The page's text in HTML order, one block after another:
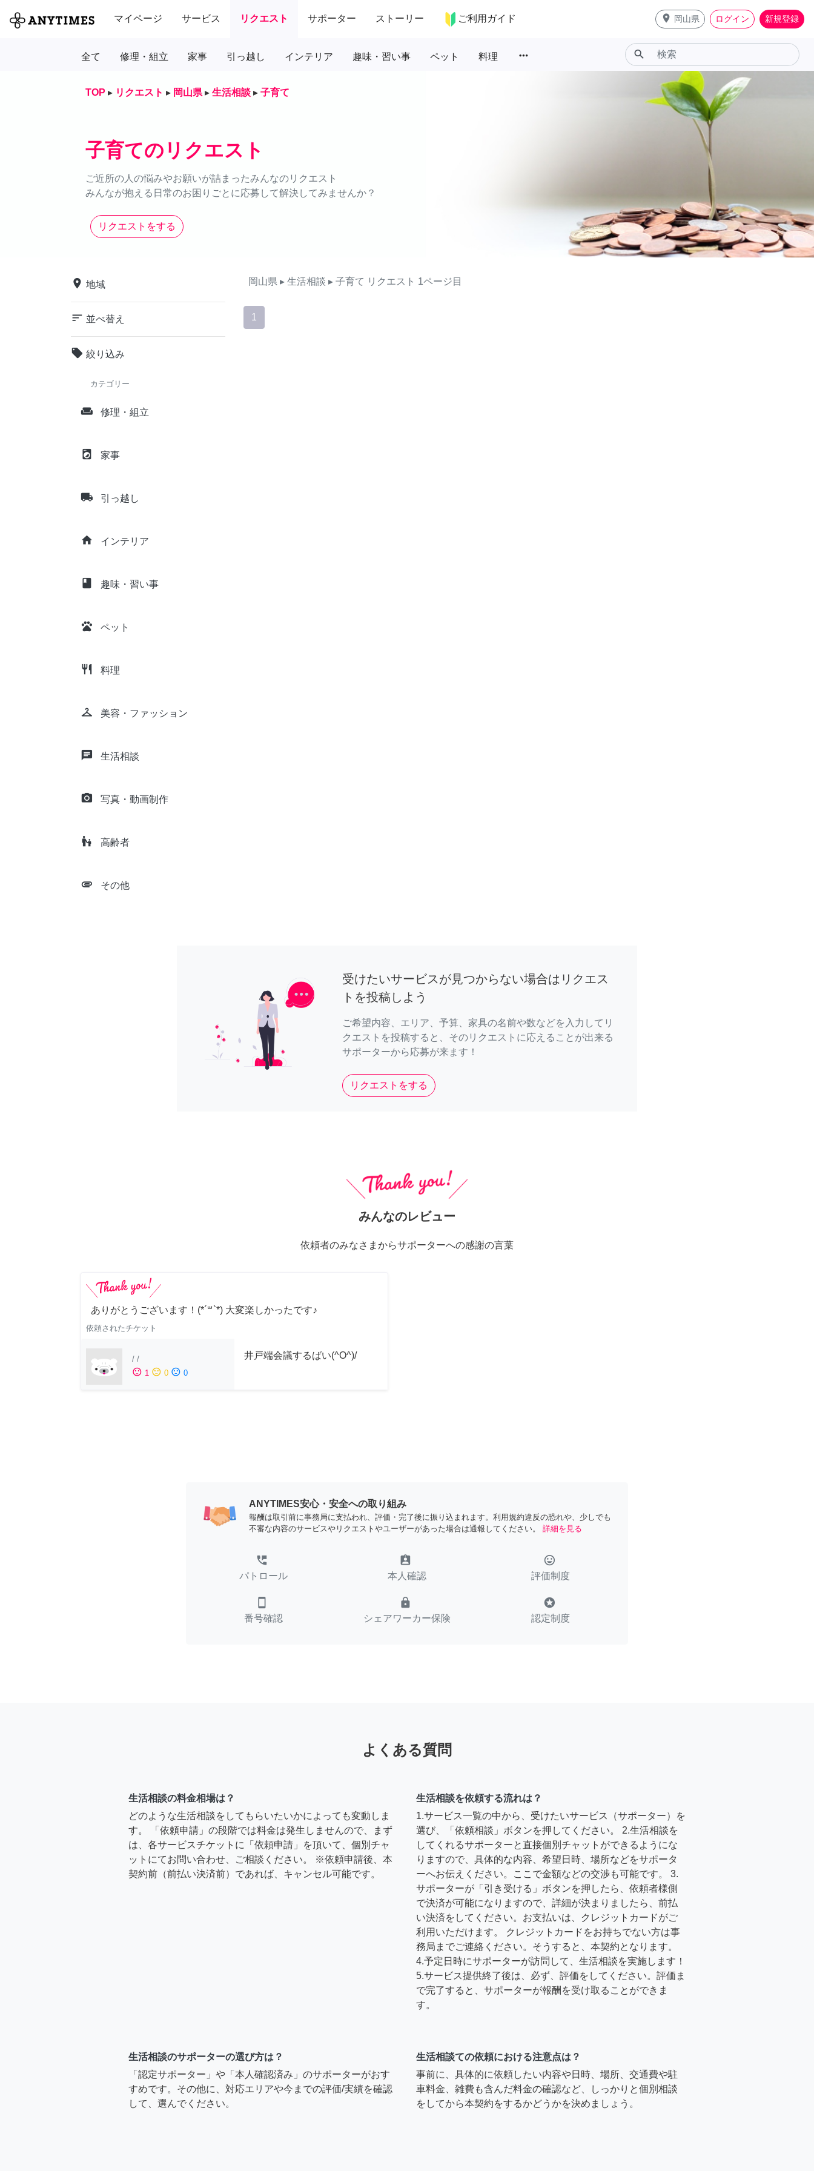
マイページ サービス リクエスト サポーター ストーリー ご利用ガイド place 岡山県 ログイン 新規登録
全て 修理・組立 家事 引っ越し インテリア 趣味・習い事 ペット 料理 more_horiz search
TOP ▸ リクエスト ▸ 岡山県 ▸ 生活相談 ▸ 子育て
子育てのリクエスト
ご近所の人の悩みやお願いが詰まったみんなのリクエスト
みんなが抱える日常のお困りごとに応募して解決してみませんか？
リクエストをする
place 地域
sort 並べ替え
local_offer 絞り込み
カテゴリー
weekend 修理・組立
local_laundry_service 家事
local_shipping 引っ越し
home インテリア
class 趣味・習い事
pets ペット
restaurant 料理
checkroom 美容・ファッション
chat 生活相談
camera_alt 写真・動画制作
escalator_warning 高齢者
attachment その他
岡山県 ▸ 生活相談 ▸ 子育て リクエスト 1ページ目
1
受けたいサービスが見つからない場合はリクエス
トを投稿しよう
ご希望内容、エリア、予算、家具の名前や数などを入力してリ
クエストを投稿すると、そのリクエストに応えることが出来る
サポーターから応募が来ます！
リクエストをする
みんなのレビュー
依頼者のみなさまからサポーターへの感謝の言葉
ありがとうございます！(*´꒳`*) 大変楽しかったです♪
依頼されたチケット
/ /
sentiment_satisfied 1 sentiment_neutral 0 sentiment_dissatisfied 0
井戸端会議するばい(^O^)/
ANYTIMES安心・安全への取り組み
報酬は取引前に事務局に支払われ、評価・完了後に振り込まれます。利用規約違反の恐れや、少しでも
不審な内容のサービスやリクエストやユーザーがあった場合は通報してください。
詳細を見る
perm_phone_msg
パトロール
assignment_ind
本人確認
tag_faces
評価制度
smartphone
番号確認
lock
シェアワーカー保険
stars
認定制度
よくある質問
生活相談の料金相場は？
どのような生活相談をしてもらいたいかによっても変動しま
す。 「依頼申請」の段階では料金は発生しませんので、まず
は、各サービスチケットに「依頼申請」を頂いて、個別チャ
ットにてお問い合わせ、ご相談ください。 ※依頼申請後、本
契約前（前払い決済前）であれば、キャンセル可能です。
生活相談を依頼する流れは？
1.サービス一覧の中から、受けたいサービス（サポーター）を
選び、「依頼相談」ボタンを押してください。 2.生活相談を
してくれるサポーターと直接個別チャットができるようにな
りますので、具体的な内容、希望日時、場所などをサポータ
ーへお伝えください。ここで金額などの交渉も可能です。 3.
サポーターが「引き受ける」ボタンを押したら、依頼者様側
で決済が可能になりますので、詳細が決まりましたら、前払
い決済をしてください。お支払いは、クレジットカードがご
利用いただけます。 クレジットカードをお持ちでない方は事
務局までご連絡ください。そうすると、本契約となります。
4.予定日時にサポーターが訪問して、生活相談を実施します！
5.サービス提供終了後は、必ず、評価をしてください。評価ま
で完了すると、サポーターが報酬を受け取ることができま
す。
生活相談のサポーターの選び方は？
「認定サポーター」や「本人確認済み」のサポーターがおす
すめです。その他に、対応エリアや今までの評価/実績を確認
して、選んでください。
生活相談ての依頼における注意点は？
事前に、具体的に依頼したい内容や日時、場所、交通費や駐
車料金、雑費も含んだ料金の確認など、しっかりと個別相談
をしてから本契約をするかどうかを決めましょう。